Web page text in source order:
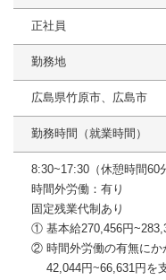
正社員
勤務地
広島県竹原市、広島市
勤務時間（就業時間）
8:30~17:30（休憩時間60
時間外労働：有り
固定残業代制あり
① 基本給270,456円
② 時間外労働の有無にか
42,044円~66,631円を